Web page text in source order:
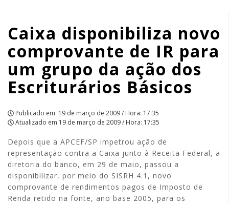
da
ação
dos
Escriturários
Básicos
|
APCEF/SP
Caixa disponibiliza novo
comprovante de IR para
um grupo da ação dos
Escriturários Básicos
Publicado em 19 de março de 2009 / Hora: 17:35
Atualizado em 19 de março de 2009 / Hora: 17:35
Depois que a APCEF/SP impetrou ação de
representação contra a Caixa junto à Receita Federal, a
diretoria do banco, em 29 de maio, passou a
disponibilizar, por meio do SISRH 4.1, novo
comprovante de rendimentos pagos de Imposto de
Renda retido na fonte, ano base 2005, para os